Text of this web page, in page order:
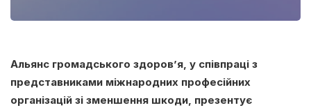
Альянс громадського здоров’я, у співпраці з
представниками міжнародних професійних
організацій зі зменшення шкоди, презентує